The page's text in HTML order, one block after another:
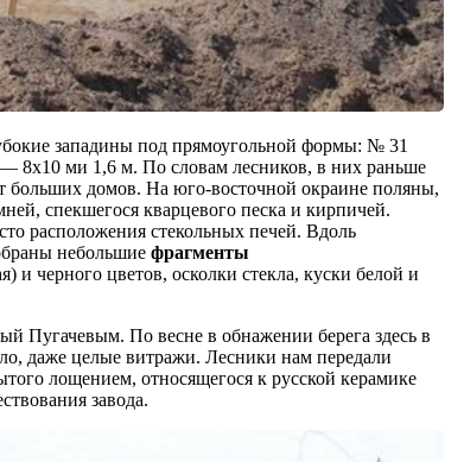
западины под прямоугольной формы: № 31
8x10 ми 1,6 м. По словам лесников, в них раньше
больших домов. На юго-восточной окраине поляны,
спекшегося кварцевого песка и кирпичей.
расположения стекольных печей. Вдоль
небольшиефрагменты
и черного цветов, осколки стекла, куски белой и
Пугачевым. По весне в обнажении берега здесь в
даже целые витражи. Лесники нам передали
лощением, относящегося к русской керамике
завода.